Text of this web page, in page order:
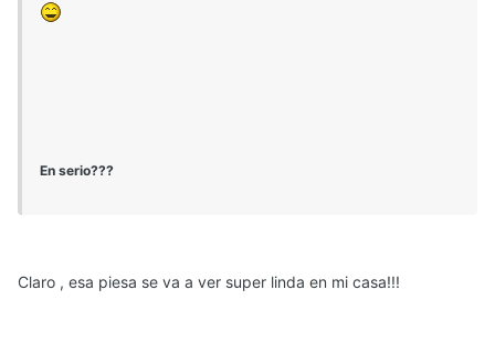
En serio???
Claro , esa piesa se va a ver super linda en mi casa!!!